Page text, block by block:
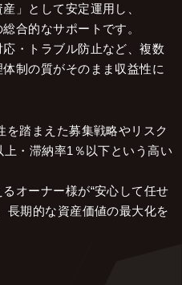
」として安定運用し、
合的なサポートです。
・トラブル防止など、複数
制の質がそのまま収益性に
を踏まえた募集戦略やリスク
・滞納率1％以下という高い
オーナー様が“安心して任せ
長期的な資産価値の最大化を